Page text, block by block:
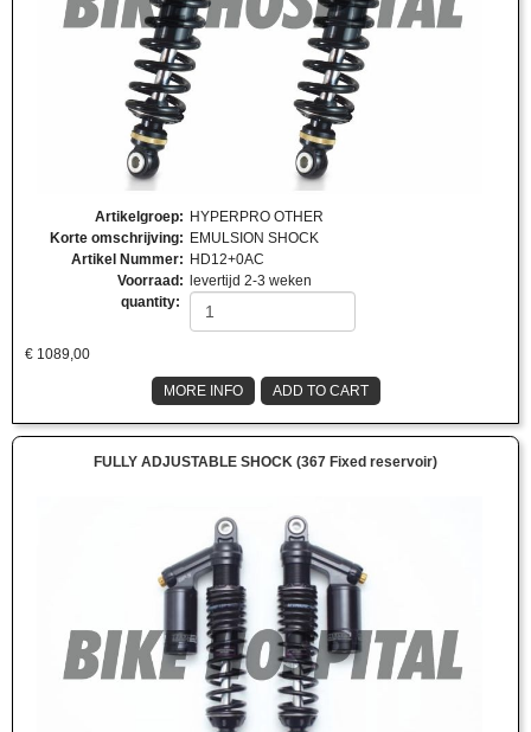
Artikelgroep: HYPERPRO OTHER
Korte omschrijving: EMULSION SHOCK
Artikel Nummer: HD12+0AC
Voorraad :
levertijd 2-3 weken
quantity:
€ 1089,00
MORE INFO ADD TO CART
FULLY ADJUSTABLE SHOCK (367 Fixed reservoir)